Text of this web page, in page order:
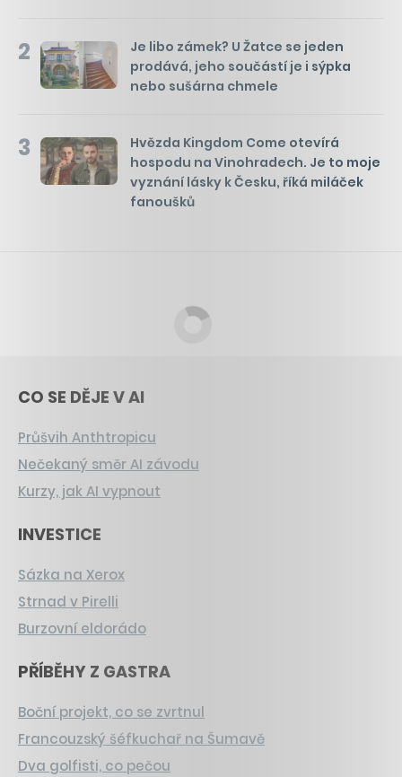
2
Je libo zámek? U Žatce se jeden
prodává, jeho součástí je i sýpka
nebo sušárna chmele
3
Hvězda Kingdom Come otevírá
hospodu na Vinohradech. Je to moje
vyznání lásky k Česku, říká miláček
fanoušků
CO SE DĚJE V AI
Průšvih Anthtropicu
Nečekaný směr AI závodu
Kurzy, jak AI vypnout
INVESTICE
Sázka na Xerox
Strnad v Pirelli
Burzovní eldorádo
PŘÍBĚHY Z GASTRA
Boční projekt, co se zvrtnul
Francouzský šéfkuchař na Šumavě
Dva golfisti, co pečou